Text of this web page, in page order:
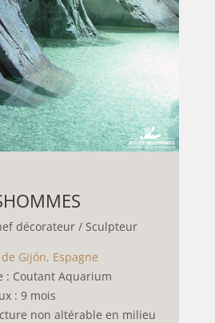
décorateur / Sculpteur
Gijón, Espagne
: Coutant Aquarium
: 9 mois
non altérable en milieu